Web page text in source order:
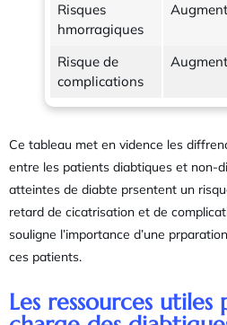
Risques
hmorragiques
Risque de
complications
Augment
Ce tableau met en vidence les
entre les patients diabtiques et non-
atteintes de diabte prsentent un
retard de cicatrisation et de
souligne l’importance d’une
ces patients.
Les ressources